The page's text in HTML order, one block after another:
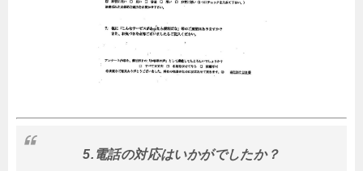
5.電話の対応はいかがでしたか？